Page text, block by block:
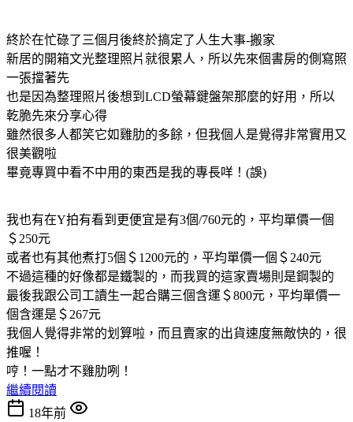
終於在忙碌了三個月後終於搞定了人生大事-搬家
新居的開箱文光整理照片就很累人，所以先來個書房的側寫照
一張擋著先
也是因為整理照片後想到LCD螢幕鍵盤架那麼的好用，所以
乾脆先來分享心得
雖然很多人都笑它如雞肋的多餘，但我個人是覺得非常實用又
很美觀啦
畢竟專買中看不中用的東西是我的專長咩！(誤)
我也有在Y拍有看到更便宜是有3個/760元的，平均單價一個
＄250元
或者也有其他煮打5個＄1200元的，平均單價一個＄240元
不過這種的好像都是鐵製的，而我買的這家賣場則是鋼製的
最後我跟公司工讀生一起合購三個含運＄800元，平均單價一
個含運是＄267元
我個人覺得非常的划算啦，而且賣家的出貨速度無敵快的，很
推喔！
哼！一點才不雞肋咧！
繼續閱讀
18年前